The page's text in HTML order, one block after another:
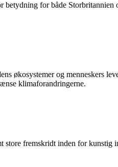
for både
økosystemer og menneskers
klimaforandringerne.
store fremskridt inden for kunstig